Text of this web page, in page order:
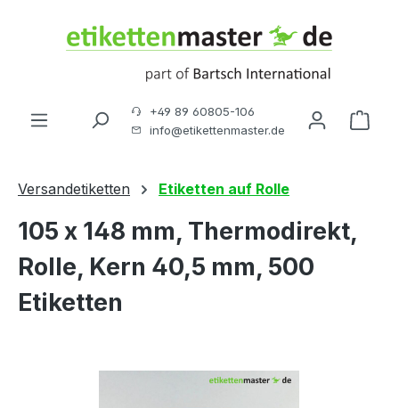
Zum Hauptinhalt springen
+49 89 60805-106
info@etikettenmaster.de
Versandetiketten Etiketten auf Rolle
105 x 148 mm, Thermodirekt,
Rolle, Kern 40,5 mm, 500
Etiketten